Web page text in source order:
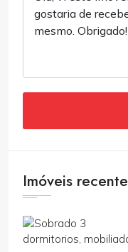
Imóveis